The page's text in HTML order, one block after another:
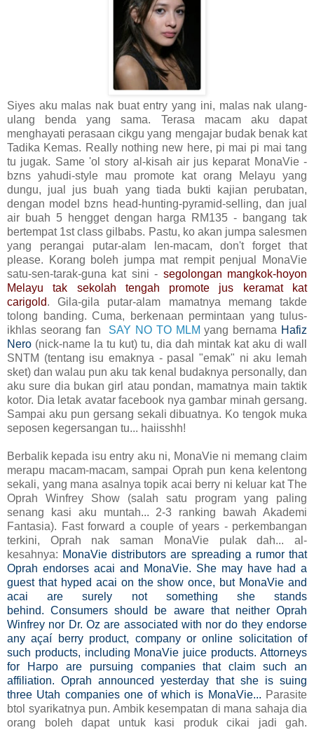
Siyes aku malas nak buat entry yang ini, malas nak ulang-
ulang benda yang sama. Terasa macam aku dapat
menghayati perasaan cikgu yang mengajar budak benak kat
Tadika Kemas. Really nothing new here, pi mai pi mai tang
tu jugak. Same 'ol story al-kisah air jus keparat MonaVie -
bzns yahudi-style mau promote kat orang Melayu yang
dungu, jual jus buah yang tiada bukti kajian perubatan,
dengan model bzns head-hunting-pyramid-selling, dan jual
air buah 5 hengget dengan harga RM135 - bangang tak
bertempat 1st class gilbabs. Pastu, ko akan jumpa salesmen
yang perangai putar-alam len-macam, don't forget that
please. Korang boleh jumpa mat rempit penjual MonaVie
satu-sen-tarak-guna kat sini - segolongan mangkok-hoyon
Melayu tak sekolah tengah promote jus keramat kat
carigold. Gila-gila putar-alam mamatnya memang takde
tolong banding. Cuma, berkenaan permintaan yang tulus-
ikhlas seorang fan SAY NO TO MLM yang bernama Hafiz
Nero (nick-name la tu kut) tu, dia dah mintak kat aku di wall
SNTM (tentang isu emaknya - pasal "emak" ni aku lemah
sket) dan walau pun aku tak kenal budaknya personally, dan
aku sure dia bukan girl atau pondan, mamatnya main taktik
kotor. Dia letak avatar facebook nya gambar minah gersang.
Sampai aku pun gersang sekali dibuatnya. Ko tengok muka
seposen kegersangan tu... haiisshh!
Berbalik kepada isu entry aku ni, MonaVie ni memang claim
merapu macam-macam, sampai Oprah pun kena kelentong
sekali, yang mana asalnya topik acai berry ni keluar kat The
Oprah Winfrey Show (salah satu program yang paling
senang kasi aku muntah... 2-3 ranking bawah Akademi
Fantasia). Fast forward a couple of years - perkembangan
terkini, Oprah nak saman MonaVie pulak dah... al-
kesahnya: MonaVie distributors are spreading a rumor that
Oprah endorses acai and MonaVie. She may have had a
guest that hyped acai on the show once, but MonaVie and
acai are surely not something she stands
behind. Consumers should be aware that neither Oprah
Winfrey nor Dr. Oz are associated with nor do they endorse
any açaí berry product, company or online solicitation of
such products, including MonaVie juice products. Attorneys
for Harpo are pursuing companies that claim such an
affiliation. Oprah announced yesterday that she is suing
three Utah companies one of which is MonaVie... Parasite
btol syarikatnya pun. Ambik kesempatan di mana sahaja dia
orang boleh dapat untuk kasi produk cikai jadi gah.